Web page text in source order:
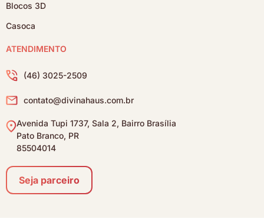
Blocos 3D
Casoca
ATENDIMENTO
(46) 3025-2509
contato@divinahaus.com.br
Avenida Tupi 1737, Sala 2, Bairro Brasília
Pato Branco, PR
85504014
Seja parceiro